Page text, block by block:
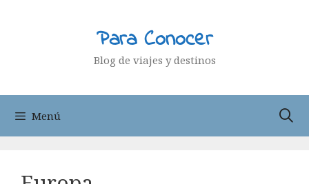
Para Conocer
Blog de viajes y destinos
Menú